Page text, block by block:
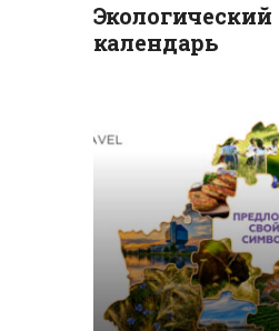
Экологический
календарь